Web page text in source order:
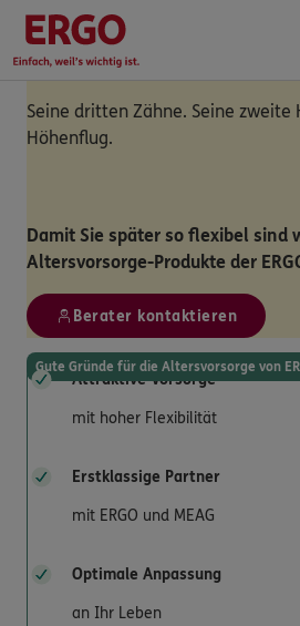
Seine dritten Zähne. Seine zweite
Höhenflug.
Damit Sie später so flexibel sind
Altersvorsorge-Produkte der
Berater kontaktieren
Gute Gründe für die Altersvorsorge von
Attraktive Vorsorge
mit hoher Flexibilität
Erstklassige Partner
mit ERGO und MEAG
Optimale Anpassung
an Ihr Leben